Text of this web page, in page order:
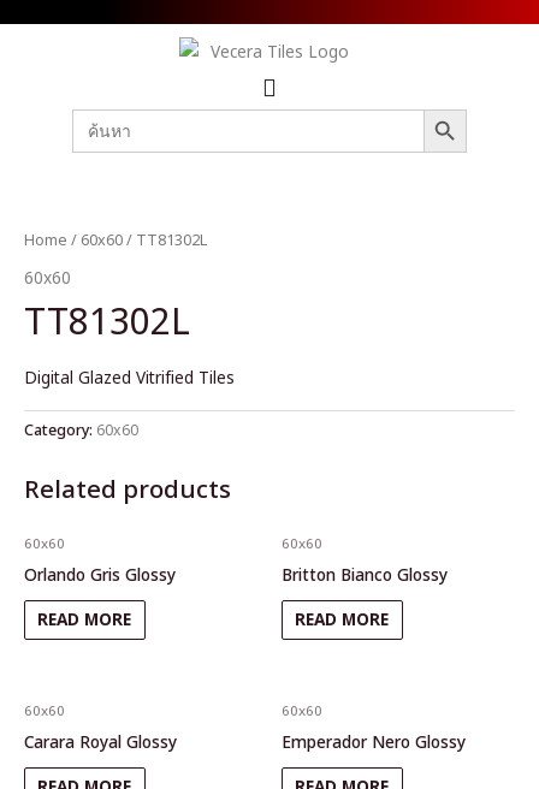
Search
for:
SEARCH BUTTON
Home / 60x60/ TT81302L
60x60
TT81302L
Digital Glazed Vitrified Tiles
Category: 60x60
Related products
60x60
Orlando Gris Glossy
READ MORE
60x60
Britton Bianco Glossy
READ MORE
60x60
Carara Royal Glossy
60x60
Emperador Nero Glossy